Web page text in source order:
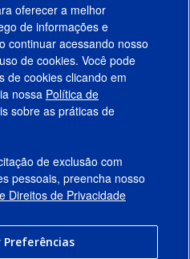
oferecer a melhor
de informações e
continuar acessando nosso
de cookies. Você pode
de cookies clicando em
nossa Política de
sobre as práticas de
de exclusão com
pessoais, preencha nosso
Direitos de Privacidade
Preferências